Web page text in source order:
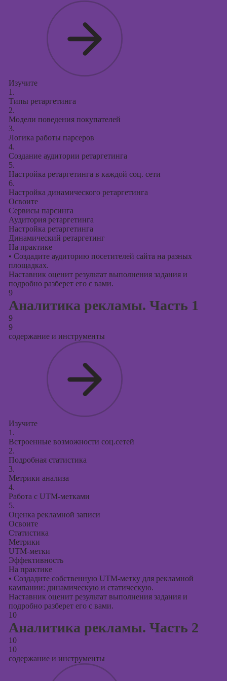
Изучите
1.
Типы ретаргетинга
2.
Модели поведения покупателей
3.
Логика работы парсеров
4.
Создание аудитории ретаргетинга
5.
Настройка ретаргетинга в каждой соц. сети
6.
Настройка динамического ретаргетинга
Освоите
Сервисы парсинга
Аудитория ретаргетинга
Настройка ретаргетинга
Динамический ретаргетинг
На практике
• Создадите аудиторию посетителей сайта на разных
площадках.
Наставник оценит результат выполнения задания и
подробно разберет его с вами.
9
Аналитика рекламы. Часть 1
9
9
содержание и инструменты
Изучите
1.
Встроенные возможности соц.сетей
2.
Подробная статистика
3.
Метрики анализа
4.
Работа с UTM-метками
5.
Оценка рекламной записи
Освоите
Статистика
Метрики
UTM-метки
Эффективность
На практике
• Создадите собственную UTM-метку для рекламной
кампании: динамическую и статическую.
Наставник оценит результат выполнения задания и
подробно разберет его с вами.
10
Аналитика рекламы. Часть 2
10
10
содержание и инструменты